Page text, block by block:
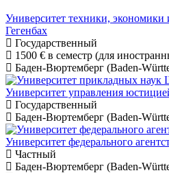
Университет техники,
Гегенбах
Государственный
1500 € в семестр (для
Баден-Вюртемберг (Baden-
Университет управления
Государственный
Баден-Вюртемберг (Baden-
Университет федерального
Частный
Баден-Вюртемберг (Baden-